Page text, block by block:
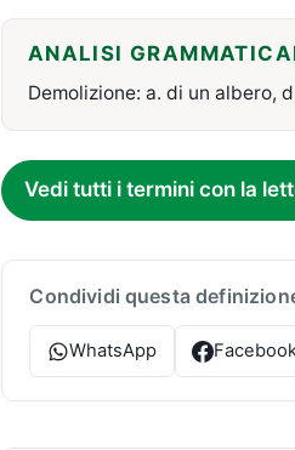
ANALISI
Demolizione: a. di un albero,
Vedi tutti i termini con la
Condividi questa
WhatsApp